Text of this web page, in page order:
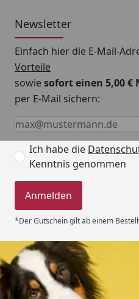
Newsletter
Einfach hier die E-Mail-
Vorteile
sowiesofort einen 5,00
per E-Mail sichern:
Keine Eingabe erforderlich
Eingabe erforderlich
E-Mail *
Ich habe die
Kenntnis genommen
Anmelden
*Der Gutschein gilt ab einem
Trusted